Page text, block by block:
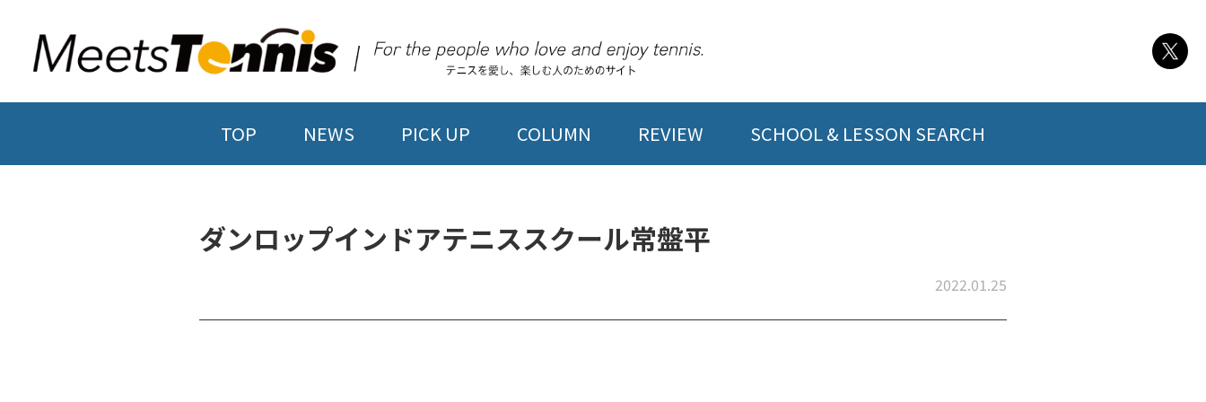
TOP NEWS PICK UP COLUMN REVIEW SCHOOL & LESSON SEARCH
ダンロップインドアテニススクール常盤平
2022.01.25